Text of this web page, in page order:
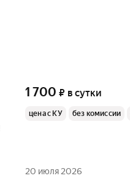
1 700 ₽ в сутки
цена с КУ без комиссии
20 июля 2026